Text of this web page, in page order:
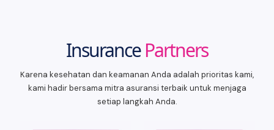
InsurancePartners
Karena kesehatan dan keamanan Anda adalah prioritas kami,
kami hadir bersama mitra asuransi terbaik untuk menjaga
setiap langkah Anda.